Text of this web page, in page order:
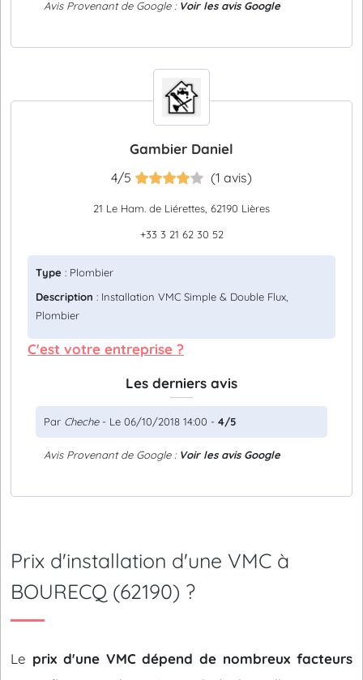
Avis Provenant de Google : Voir les avis Google
Gambier Daniel
4/5 (1 avis)
21 Le Ham. de Liérettes, 62190 Lières
+33 3 21 62 30 52
Type : Plombier
Description : Installation VMC Simple & Double Flux,
Plombier
C'est votre entreprise ?
Les derniers avis
Par Cheche- Le 06/10/2018 14:00 - 4/5
Avis Provenant de Google : Voir les avis Google
Prix d'installation d'une VMC à
BOURECQ (62190) ?
Le prix d'une VMC dépend de nombreux facteurs